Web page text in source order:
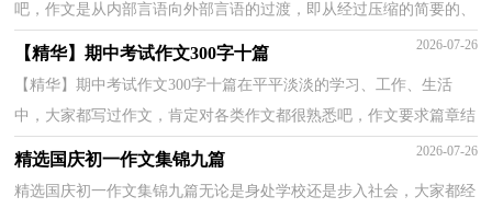
吧，作文是从内部言语向外部言语的过渡，即从经过压缩的简要的、
自己能明白的语言，向开展的、具有规范语法结构的、能...
【精华】期中考试作文300字十篇 2026-07-26
【精华】期中考试作文300字十篇在平平淡淡的学习、工作、生活
中，大家都写过作文，肯定对各类作文都很熟悉吧，作文要求篇章结
构完整，一定要避免无结尾作文的出现。那么一般作文是...
精选国庆初一作文集锦九篇 2026-07-26
精选国庆初一作文集锦九篇无论是身处学校还是步入社会，大家都经